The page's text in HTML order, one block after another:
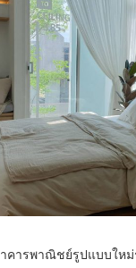
คารพาณิชย์รูปแบบให